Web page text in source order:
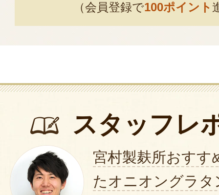
（会員登録で100ポイント
スタッフレ
宮村製麸所おすす
たオニオングラ